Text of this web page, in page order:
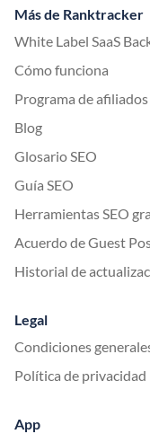
Más de Ranktracker
White Label SaaS
Cómo funciona
Programa de afiliados
Blog
Glosario SEO
Guía SEO
Herramientas SEO
Acuerdo de Guest
Historial de
Legal
Condiciones
Política de privacidad
App